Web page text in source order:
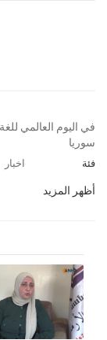
⁣في اليوم العالمي للغة
سوريا
فئة اخبار
أظهر المزيد